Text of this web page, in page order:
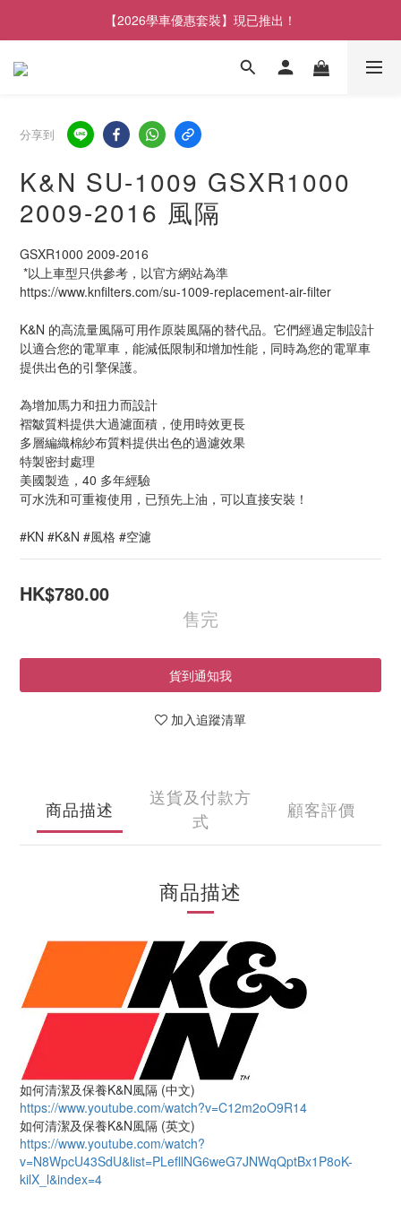
【2026學車優惠套裝】現已推出！
分享到
K&N SU-1009 GSXR1000
2009-2016 風隔
GSXR1000 2009-2016
*以上車型只供參考，以官方網站為準
https://www.knfilters.com/su-1009-replacement-air-filter
K&N 的高流量風隔可用作原裝風隔的替代品。它們經過定制設計
以適合您的電單車，能減低限制和增加性能，同時為您的電單車
提供出色的引擎保護。
為增加馬力和扭力而設計
褶皺質料提供大過濾面積，使用時效更長
多層編織棉紗布質料提供出色的過濾效果
特製密封處理
美國製造，40 多年經驗
可水洗和可重複使用，已預先上油，可以直接安裝！
#KN #K&N #風格 #空濾
HK$780.00
售完
貨到通知我
加入追蹤清單
商品描述
送貨及付款方
式
顧客評價
商品描述
如何清潔及保養K&N風隔 (中文)
https://www.youtube.com/watch?v=C12m2oO9R14
如何清潔及保養K&N風隔 (英文)
https://www.youtube.com/watch?
v=N8WpcU43SdU&list=PLefllNG6weG7JNWqQptBx1P8oK-
kilX_l&index=4